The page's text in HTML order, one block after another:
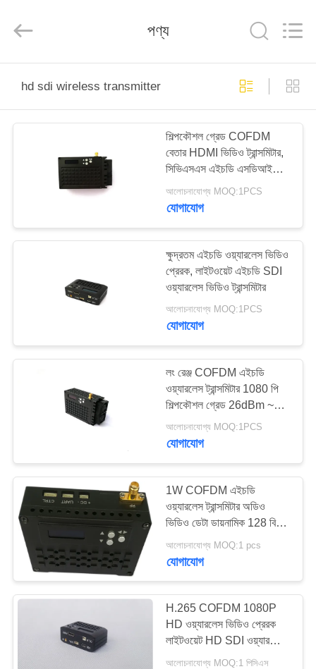
পণ্য
কারখানা
নিয়ন্ত্রণ
একটি
উদ্ধৃতি
অনুরোধ
করুন
সাইট
ম্যাপ
গোপনীয়তা
Technology
Co.,Ltd.
Reserved.
পণ্য
hd sdi wireless transmitter
শিল্পকৌশল গ্রেড COFDM
বেতার HDMI ভিডিও ট্রান্সমিটার,
সিভিএসএস এইচডি এসডিআই
ওয়্যারলেস ট্রান্সমিটার
আলোচনাযোগ্য MOQ:1PCS
যোগাযোগ
ক্ষুদ্রতম এইচডি ওয়্যারলেস ভিডিও
প্রেরক, লাইটওয়েট এইচডি SDI
ওয়্যারলেস ভিডিও ট্রান্সমিটার
আলোচনাযোগ্য MOQ:1PCS
যোগাযোগ
লং রেঞ্জ COFDM এইচডি
ওয়্যারলেস ট্রান্সমিটার 1080 পি
শিল্পকৌশল গ্রেড 26dBm ~
আলোচনাযোগ্য MOQ:1PCS
যোগাযোগ
1W COFDM এইচডি
ওয়্যারলেস ট্রান্সমিটার অডিও
ভিডিও ডেটা ডায়নামিক 128 বিট
এইএস এনক্রিপশন
আলোচনাযোগ্য MOQ:1 pcs
যোগাযোগ
H.265 COFDM 1080P
HD ওয়্যারলেস ভিডিও প্রেরক
লাইটওয়েট HD SDI ওয়্যারলেস
ভিডিও ট্রান্সমিটার
আলোচনাযোগ্য MOQ:1 পিসিএস